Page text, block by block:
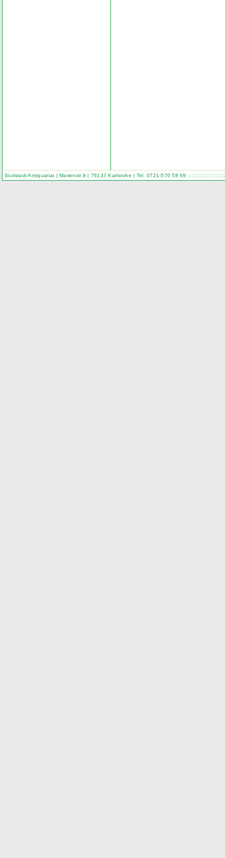
Südstadt Antiquariat | Marienstr.9 | 76137 Karlsruhe | Tel. 0721-570 58 69